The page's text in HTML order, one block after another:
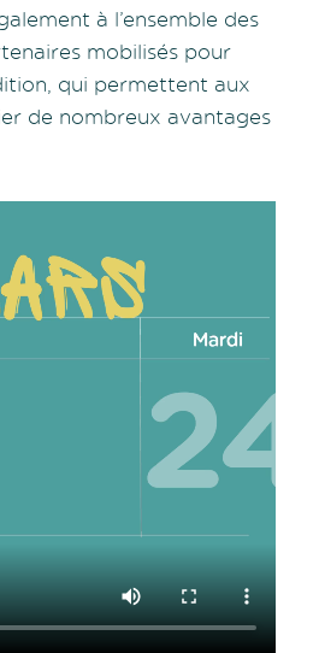
à l’ensemble des
mobilisés pour
qui permettent aux
de nombreux avantages